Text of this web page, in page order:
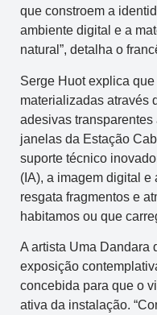
que constroem a
ambiente digital e a
natural”, detalha o
Serge Huot explica
materializadas através
adesivas
janelas da Estação
suporte técnico
(IA), a imagem digital e
resgata fragmentos e
habitamos ou que
A artista Uma Dandara
exposição
concebida para que o
ativa da instalação.